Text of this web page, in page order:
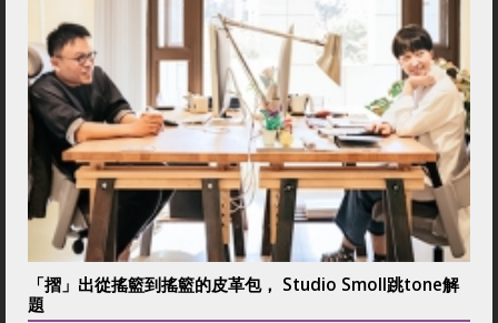
「摺」出從搖籃到搖籃的皮革包， Studio Smoll跳tone解
題